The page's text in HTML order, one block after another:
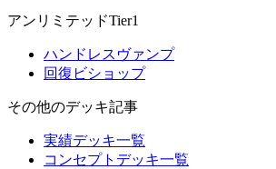
アンリミテッドTier1
ハンドレスヴァンプ
回復ビショップ
その他のデッキ記事
実績デッキ一覧
コンセプトデッキ一覧